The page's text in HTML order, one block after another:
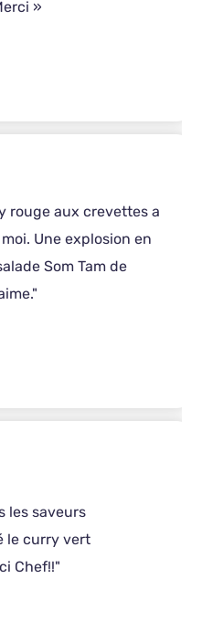
»
rouge aux crevettes a
Une explosion en
Som Tam de
les saveurs
le curry vert
Chef!!"